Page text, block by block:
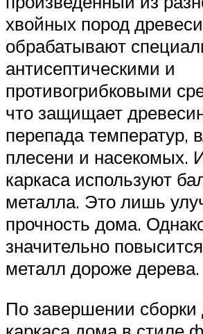
хвойных пород
обрабатывают
антисептическими и
противогрибковыми
что защищает
перепада температур,
плесени и насекомых.
каркаса используют
металла. Это лишь
прочность дома.
значительно
металл дороже дерева.
По завершении сборки